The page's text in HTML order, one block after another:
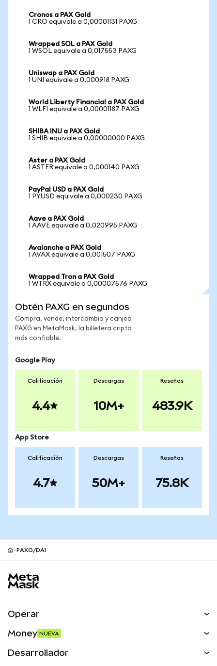
Cronos a PAX Gold
1 CRO equivale a 0,00001131 PAXG
Wrapped SOL a PAX Gold
1 WSOL equivale a 0,017553 PAXG
Uniswap a PAX Gold
1 UNI equivale a 0,000918 PAXG
World Liberty Financial a PAX Gold
1 WLFI equivale a 0,00001187 PAXG
SHIBA INU a PAX Gold
1 SHIB equivale a 0,00000000 PAXG
Aster a PAX Gold
1 ASTER equivale a 0,000140 PAXG
PayPal USD a PAX Gold
1 PYUSD equivale a 0,000230 PAXG
Aave a PAX Gold
1 AAVE equivale a 0,020995 PAXG
Avalanche a PAX Gold
1 AVAX equivale a 0,001507 PAXG
Wrapped Tron a PAX Gold
1 WTRX equivale a 0,00007576 PAXG
Obtén PAXG en segundos
Compra, vende, intercambia y canjea
PAXG en MetaMask, la billetera cripto
más confiable.
Google Play
Calificación
4.4
Descargas
10M+
Reseñas
483.9K
App Store
Calificación
4.7
Descargas
50M+
Reseñas
75.8K
PAXG/DAI
Operar
Money NUEVA
Desarrollador